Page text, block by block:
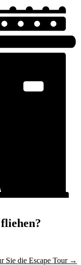
Sie die Escape Tour →